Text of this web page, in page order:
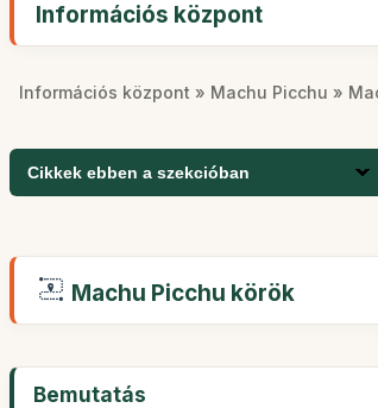
Információs központ
Információs központ » Machu Picchu »
Cikkek ebben a szekcióban
Machu Picchu körök
Bemutatás